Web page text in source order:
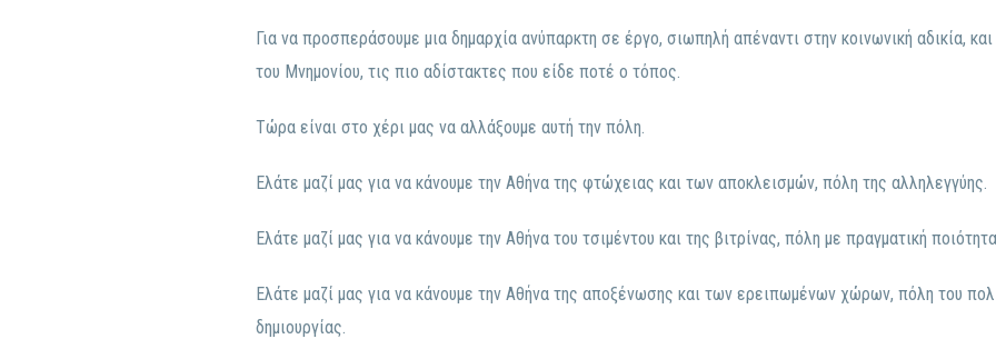
Για να προσπεράσουμε μια δημαρχία ανύπαρκτη σε έργο, σιωπηλή απέναντι στην κοινωνική αδικία,
του Μνημονίου, τις πιο αδίστακτες που είδε ποτέ ο τόπος.
Τώρα είναι στο χέρι μας να αλλάξουμε αυτή την πόλη.
Ελάτε μαζί μας για να κάνουμε την Αθήνα της φτώχειας και των αποκλεισμών, πόλη της αλληλεγγύης.
Ελάτε μαζί μας για να κάνουμε την Αθήνα του τσιμέντου και της βιτρίνας, πόλη με πραγματική
Ελάτε μαζί μας για να κάνουμε την Αθήνα της αποξένωσης και των ερειπωμένων χώρων, πόλη του
δημιουργίας.